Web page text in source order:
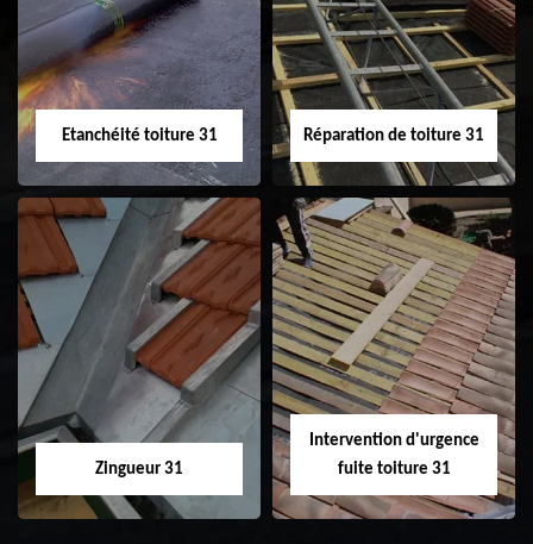
31
demoussage de
toiture 31
Etanchéité toiture 31
Etanchéité toiture
31
Réparation de toiture 31
Réparation de
toiture 31
Zingueur 31
Intervention d'urgence
fuite toiture 31